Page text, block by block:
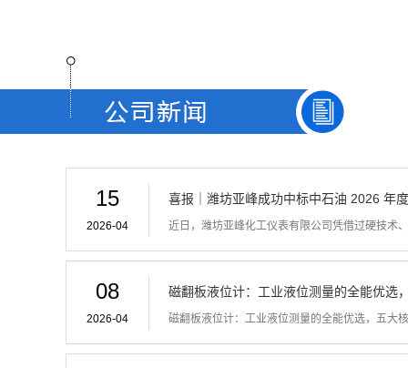
15
2026-04
喜报｜潍坊亚峰成功中标中石油 2026 年
近日，潍坊亚峰化工仪表有限公司凭借过硬技术
08
2026-04
磁翻板液位计：工业液位测量的全能优选
磁翻板液位计：工业液位测量的全能优选，五大